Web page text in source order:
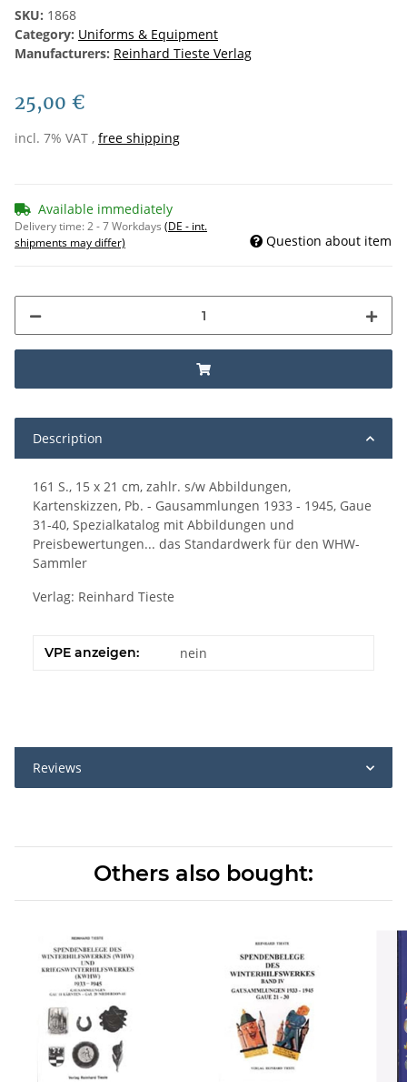
SKU: 1868
Category: Uniforms & Equipment
Manufacturers: Reinhard Tieste Verlag
25,00 €
incl. 7% VAT , free shipping
Available immediately
Delivery time:2 - 7 Workdays (DE - int.
shipments may differ)
Question about item
Description
161 S., 15 x 21 cm, zahlr. s/w Abbildungen,
Kartenskizzen, Pb. - Gausammlungen 1933 - 1945, Gaue
31-40, Spezialkatalog mit Abbildungen und
Preisbewertungen... das Standardwerk für den WHW-
Sammler
Verlag: Reinhard Tieste
VPE anzeigen: nein
Reviews
Others also bought: